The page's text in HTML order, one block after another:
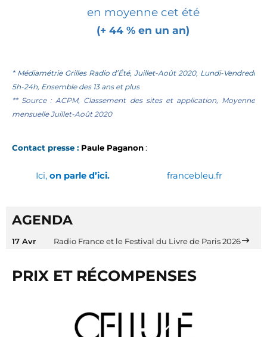
en moyenne cet été
(+ 44 % en un an)
* Médiamétrie Grilles Radio d’Été, Juillet-Août 2020, Lundi-Vendredi
5h-24h, Ensemble des 13 ans et plus
** Source : ACPM, Classement des sites et application, Moyenne
mensuelle Juillet-Août 2020
Contact presse : Paule Paganon:
Ici, on parle d’ici. francebleu.fr
AGENDA
17 Avr Radio France et le Festival du Livre de Paris 2026
PRIX ET RÉCOMPENSES